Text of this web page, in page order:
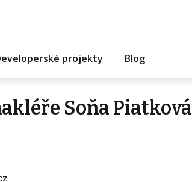
projekty Blog
Soňa Piatková